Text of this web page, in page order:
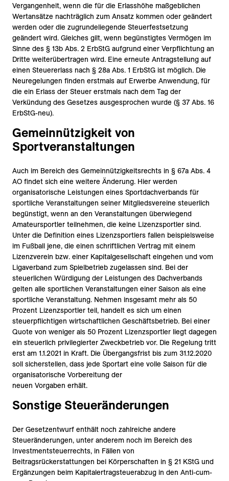
Vergangenheit, wenn die für die Erlasshöhe maßgeblichen
Wertansätze nachträglich zum Ansatz kommen oder geändert
werden oder die zugrundeliegende Steuerfestsetzung
geändert wird. Gleiches gilt, wenn begünstigtes Vermögen im
Sinne des § 13b Abs. 2 ErbStG aufgrund einer Verpflichtung an
Dritte weiterübertragen wird. Eine erneute Antragstellung auf
einen Steuererlass nach § 28a Abs. 1 ErbStG ist möglich. Die
Neuregelungen finden erstmals auf Erwerbe Anwendung, für
die ein Erlass der Steuer erstmals nach dem Tag der
Verkündung des Gesetzes ausgesprochen wurde (§ 37 Abs. 16
ErbStG-neu).
Gemeinnützigkeit von
Sportveranstaltungen
Auch im Bereich des Gemeinnützigkeitsrechts in § 67a Abs. 4
AO findet sich eine weitere Änderung. Hier werden
organisatorische Leistungen eines Sportdachverbands für
sportliche Veranstaltungen seiner Mitgliedsvereine steuerlich
begünstigt, wenn an den Veranstaltungen überwiegend
Amateursportler teilnehmen, die keine Lizenzsportler sind.
Unter die Definition eines Lizenzsportlers fallen beispielsweise
im Fußball jene, die einen schriftlichen Vertrag mit einem
Lizenzverein bzw. einer Kapitalgesellschaft eingehen und vom
Ligaverband zum Spielbetrieb zugelassen sind. Bei der
steuerlichen Würdigung der Leistungen des Dachverbands
gelten alle sportlichen Veranstaltungen einer Saison als eine
sportliche Veranstaltung. Nehmen insgesamt mehr als 50
Prozent Lizenzsportler teil, handelt es sich um einen
steuerpflichtigen wirtschaftlichen Geschäftsbetrieb. Bei einer
Quote von weniger als 50 Prozent Lizenzsportler liegt dagegen
ein steuerlich privilegierter Zweckbetrieb vor. Die Regelung tritt
erst am 1.1.2021 in Kraft. Die Übergangsfrist bis zum 31.12.2020
soll sicherstellen, dass jede Sportart eine volle Saison für die
organisatorische Vorbereitung der
neuen Vorgaben erhält.
Sonstige Steueränderungen
Der Gesetzentwurf enthält noch zahlreiche andere
Steueränderungen, unter anderem noch im Bereich des
Investmentsteuerrechts, in Fällen von
Beitragsrückerstattungen bei Körperschaften in § 21 KStG und
Ergänzungen beim Kapitalertragsteuerabzug in den Anti-cum-